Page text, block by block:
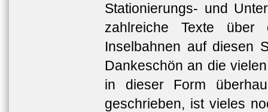
Stationierungs- und
zahlreiche Texte
Inselbahnen auf diesen
Dankeschön an die
in dieser Form
geschrieben, ist vieles